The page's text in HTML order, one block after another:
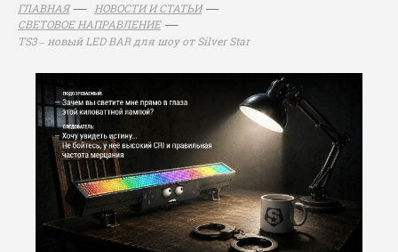
ГЛАВНАЯ
НОВОСТИ И СТАТЬИ
СВЕТОВОЕ НАПРАВЛЕНИЕ
TS3 – новый LED BAR для шоу от Silver Star